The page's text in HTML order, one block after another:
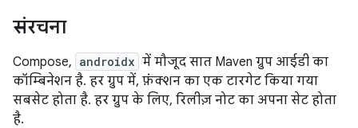
संरचना
Compose, androidx में मौजूद सात Maven ग्रुप आईडी का
कॉम्बिनेशन है. हर ग्रुप में, फ़ंक्शन का एक टारगेट किया गया
सबसेट होता है. हर ग्रुप के लिए, रिलीज़ नोट का अपना सेट होता
है.